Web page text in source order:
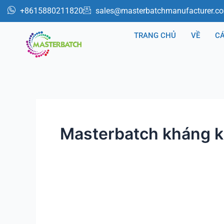
+8615880211820
TRANG CHỦ VỀ
Masterbatch kháng